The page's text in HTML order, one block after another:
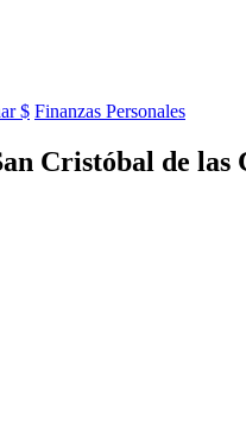
$ Finanzas Personales
Cristóbal de las